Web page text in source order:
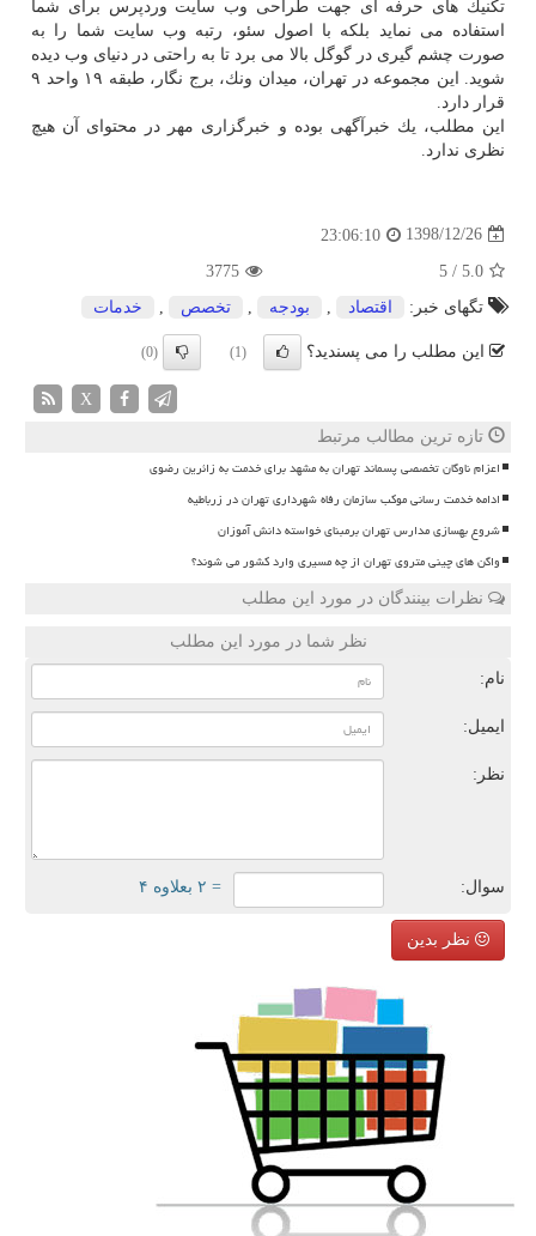
تكنیك های حرفه ای جهت طراحی وب سایت وردپرس برای شما
استفاده می نماید بلكه با اصول سئو، رتبه وب سایت شما را به
صورت چشم گیری در گوگل بالا می برد تا به راحتی در دنیای وب دیده
شوید. این مجموعه در تهران، میدان ونك، برج نگار، طبقه ۱۹ واحد ۹
قرار دارد.
این مطلب، یك خبرآگهی بوده و خبرگزاری مهر در محتوای آن هیچ
نظری ندارد.
1398/12/26
23:06:10
5.0
/
5
3775
تگهای خبر:
اقتصاد بودجه تخصص خدمات
این مطلب را می پسندید؟ (1)
(0)
X
تازه ترین مطالب مرتبط
اعزام ناوگان تخصصی پسماند تهران به مشهد برای خدمت به زائرین رضوی
ادامه خدمت رسانی موکب سازمان رفاه شهرداری تهران در زرباطیه
شروع بهسازی مدارس تهران برمبنای خواسته دانش آموزان
واگن های چینی متروی تهران از چه مسیری وارد کشور می شوند؟
نظرات بینندگان در مورد این مطلب
نظر شما در مورد این مطلب
نام:
ایمیل:
نظر:
سوال: = ۲ بعلاوه ۴
نظر بدین